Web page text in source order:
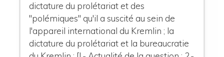
dictature du prolétariat et des
"polémiques" qu'il a suscité au sein de
l'appareil international du Kremlin ; la
dictature du prolétariat et la bureaucratie